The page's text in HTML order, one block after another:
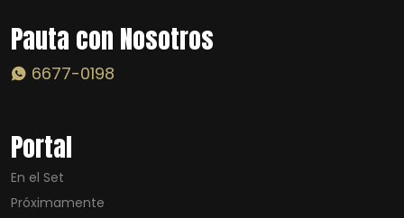
Pauta con Nosotros
6677-0198
Portal
En el Set
Próximamente